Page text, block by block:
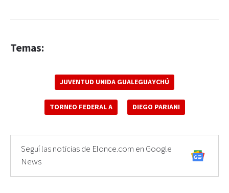
Temas:
JUVENTUD UNIDA GUALEGUAYCHÚ
TORNEO FEDERAL A DIEGO PARIANI
Seguí las noticias de Elonce.com en Google
News